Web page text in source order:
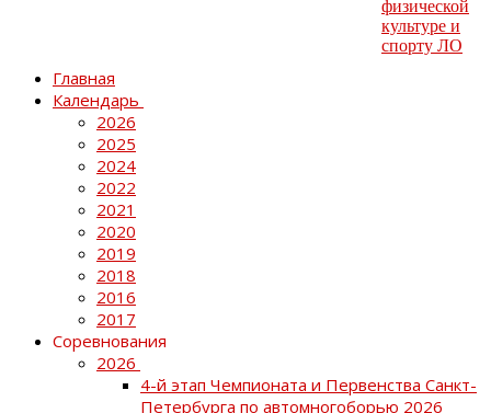
Главная
Календарь
2026
2025
2024
2022
2021
2020
2019
2018
2016
2017
Соревнования
2026
4-й этап Чемпионата и Первенства Санкт-
Петербурга по автомногоборью 2026